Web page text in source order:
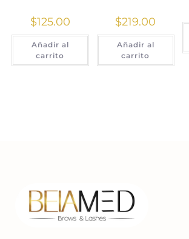
$125.00
Añadir al
carrito
$219.00
Añadir al
carrito